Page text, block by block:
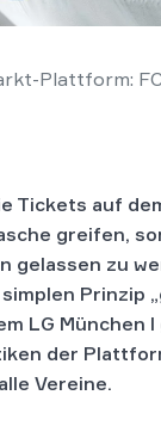
Plattform:
Tickets auf
greifen,
gelassen zu
Prinzip
LG
der
Vereine.